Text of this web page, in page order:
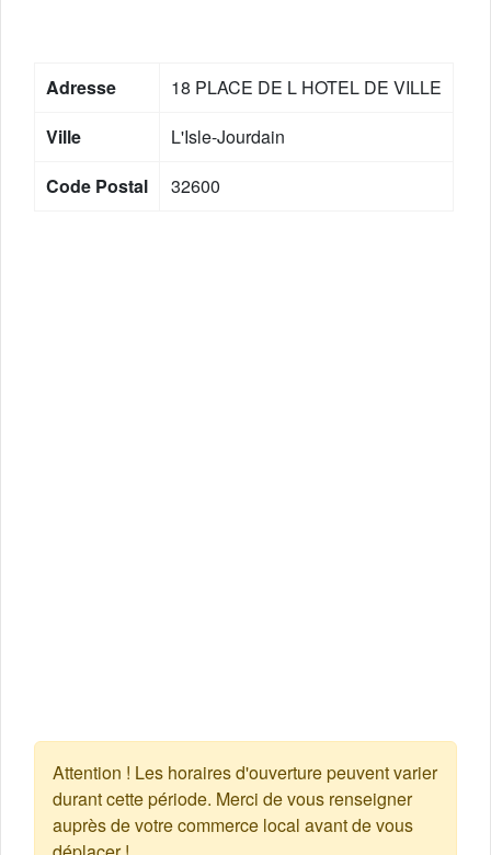
Adresse
18 PLACE DE L HOTEL DE VILLE
Ville
L'Isle-Jourdain
Code Postal
32600
Attention ! Les horaires d'ouverture peuvent varier
durant cette période. Merci de vous renseigner
auprès de votre commerce local avant de vous